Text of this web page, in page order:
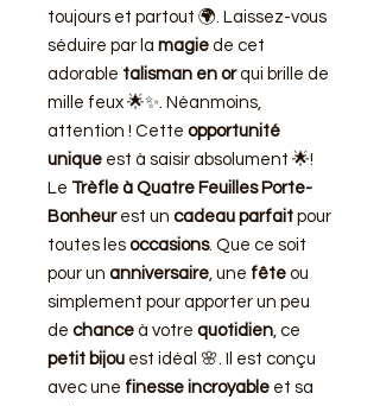
toujours et partout 🌍. Laissez-vous
séduire par la magie de cet
adorable talisman en orqui brille de
mille feux 🌟✨. Néanmoins,
attention ! Cette opportunité
unique est à saisir absolument 🌟!
Le Trèfle à Quatre Feuilles Porte-
Bonheurest un cadeau parfait pour
toutes les occasions. Que ce soit
pour un anniversaire, une fête ou
simplement pour apporter un peu
de chance à votre quotidien, ce
petit bijou est idéal 🌸. Il est conçu
avec une finesse incroyable et sa